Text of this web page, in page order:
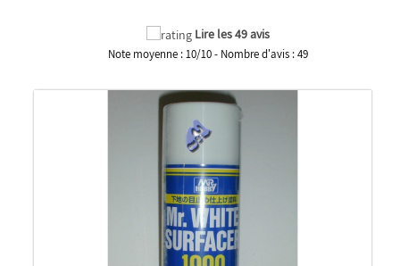
Lire les 49 avis
Note moyenne :10/10- Nombre d'avis :49